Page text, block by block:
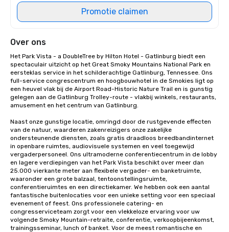
Promotie claimen
Over ons
Het Park Vista - a DoubleTree by Hilton Hotel - Gatlinburg biedt een
spectaculair uitzicht op het Great Smoky Mountains National Park en
eersteklas service in het schilderachtige Gatlinburg, Tennessee. Ons
full-service congrescentrum en hoogbouwhotel in de Smokies ligt op
een heuvel vlak bij de Airport Road-Historic Nature Trail en is gunstig
gelegen aan de Gatlinburg Trolley-route - vlakbij winkels, restaurants,
amusement en het centrum van Gatlinburg.
Naast onze gunstige locatie, omringd door de rustgevende effecten
van de natuur, waarderen zakenreizigers onze zakelijke
ondersteunende diensten, zoals gratis draadloos breedbandinternet
in openbare ruimtes, audiovisuele systemen en veel toegewijd
vergaderpersoneel. Ons ultramoderne conferentiecentrum in de lobby
en lagere verdiepingen van het Park Vista beschikt over meer dan
25.000 vierkante meter aan flexibele vergader- en banketruimte,
waaronder een grote balzaal, tentoonstellingsruimte,
conferentieruimtes en een directiekamer. We hebben ook een aantal
fantastische buitenlocaties voor een unieke setting voor een speciaal
evenement of feest. Ons professionele catering- en
congresserviceteam zorgt voor een vlekkeloze ervaring voor uw
volgende Smoky Mountain-retraite, conferentie, verkoopbijeenkomst,
trainingsseminar, lunch of banket. Voor de meest romantische en